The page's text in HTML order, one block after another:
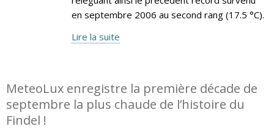
en septembre 2006 au second rang (17.5 °C).
Lire la suite
MeteoLux enregistre la première décade de
septembre la plus chaude de l’histoire du
Findel !